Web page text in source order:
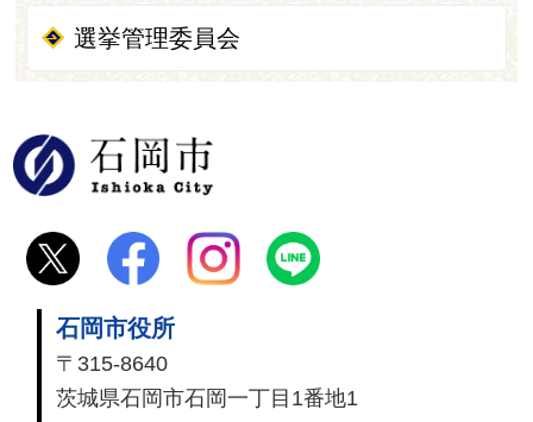
選挙管理委員会
石岡市役所
〒315-8640
茨城県石岡市石岡一丁目1番地1